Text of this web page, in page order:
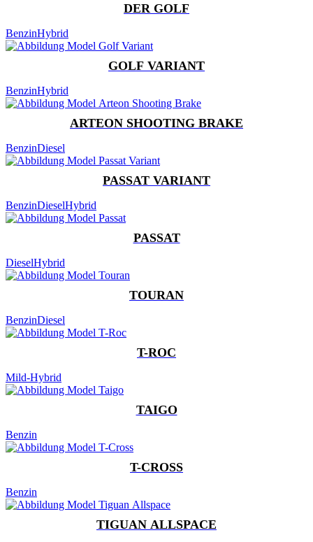
DER GOLF
BenzinHybrid
GOLF VARIANT
BenzinHybrid
ARTEON SHOOTING BRAKE
BenzinDiesel
PASSAT VARIANT
BenzinDieselHybrid
PASSAT
DieselHybrid
TOURAN
BenzinDiesel
T-ROC
Mild-Hybrid
TAIGO
Benzin
T-CROSS
Benzin
TIGUAN ALLSPACE